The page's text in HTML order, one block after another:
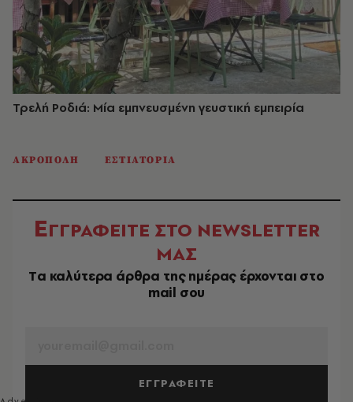
Τρελή Ροδιά: Μία εμπνευσμένη γευστική εμπειρία
ΑΚΡΟΠΟΛΗ ΕΣΤΙΑΤΟΡΙΑ
ΕΓΓΡΑΦΕΙΤΕ ΣΤΟ NEWSLETTER
ΜΑΣ
Tα καλύτερα άρθρα της ημέρας έρχονται στο
mail σου
ΕΓΓΡΑΦΕΙΤΕ